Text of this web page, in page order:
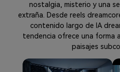
nostalgia, misterio y una
extraña. Desde reels
contenido largo de IA
tendencia ofrece una forma
paisajes